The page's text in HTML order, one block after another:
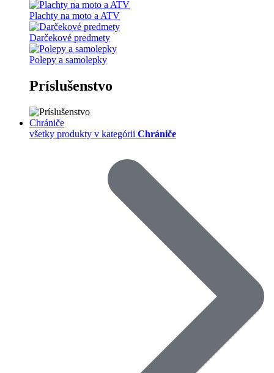
Plachty na moto a ATV
Darčekové predmety
Polepy a samolepky
Príslušenstvo
Chrániče
všetky produkty v kategórii Chrániče